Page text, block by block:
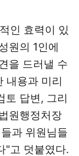
인 효력이 있
원의 1인에
을 드러낼 수
내용과 미리
토 답변, 그리
원행정처장
과 위원님들
"고 덧붙였다.